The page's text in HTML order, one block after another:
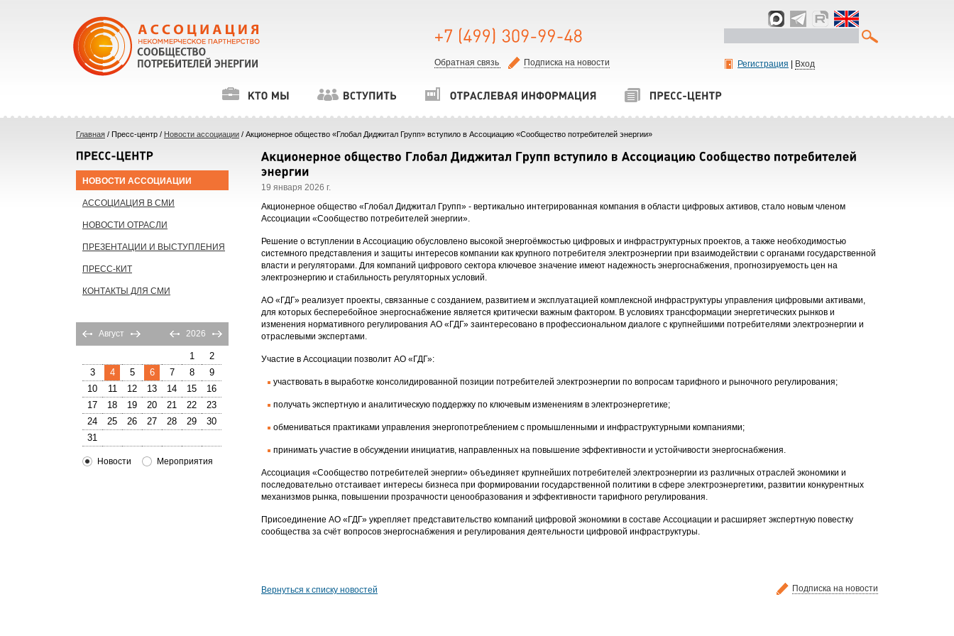
Обратная связь Подписка на новости Регистрация Вход
Главная / Пресс-центр / Новости ассоциации / Акционерное общество «Глобал Диджитал Групп» вступило в Ассоциацию «Сообщество потребителей энергии»
19 января 2026 г.
Акционерное общество «Глобал Диджитал Групп» - вертикально интегрированная компания в области цифровых активов, стало новым членом
Ассоциации «Сообщество потребителей энергии».
Решение о вступлении в Ассоциацию обусловлено высокой энергоёмкостью цифровых и инфраструктурных проектов, а также необходимостью
системного представления и защиты интересов компании как крупного потребителя электроэнергии при взаимодействии с органами государственной
власти и регуляторами. Для компаний цифрового сектора ключевое значение имеют надежность энергоснабжения, прогнозируемость цен на
электроэнергию и стабильность регуляторных условий.
АО «ГДГ» реализует проекты, связанные с созданием, развитием и эксплуатацией комплексной инфраструктуры управления цифровыми активами,
для которых бесперебойное энергоснабжение является критически важным фактором. В условиях трансформации энергетических рынков и
изменения нормативного регулирования АО «ГДГ» заинтересовано в профессиональном диалоге с крупнейшими потребителями электроэнергии и
отраслевыми экспертами.
Участие в Ассоциации позволит АО «ГДГ»:
участвовать в выработке консолидированной позиции потребителей электроэнергии по вопросам тарифного и рыночного регулирования;
получать экспертную и аналитическую поддержку по ключевым изменениям в электроэнергетике;
обмениваться практиками управления энергопотреблением с промышленными и инфраструктурными компаниями;
принимать участие в обсуждении инициатив, направленных на повышение эффективности и устойчивости энергоснабжения.
Ассоциация «Сообщество потребителей энергии» объединяет крупнейших потребителей электроэнергии из различных отраслей экономики и
последовательно отстаивает интересы бизнеса при формировании государственной политики в сфере электроэнергетики, развитии конкурентных
механизмов рынка, повышении прозрачности ценообразования и эффективности тарифного регулирования.
Присоединение АО «ГДГ» укрепляет представительство компаний цифровой экономики в составе Ассоциации и расширяет экспертную повестку
сообщества за счёт вопросов энергоснабжения и регулирования деятельности цифровой инфраструктуры.
Вернуться к списку новостей Подписка на новости
НОВОСТИ АССОЦИАЦИИ
АССОЦИАЦИЯ В СМИ
НОВОСТИ ОТРАСЛИ
ПРЕЗЕНТАЦИИ И ВЫСТУПЛЕНИЯ
ПРЕСС-КИТ
КОНТАКТЫ ДЛЯ СМИ
Август 2026
1
2
3
4 5 6 7 8
9
10
11 12 13 14 15
16
17
18 19 20 21 22
23
24
25 26 27 28 29
30
31
Новости Мероприятия